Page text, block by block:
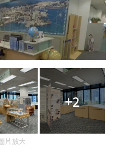
+2
片放大